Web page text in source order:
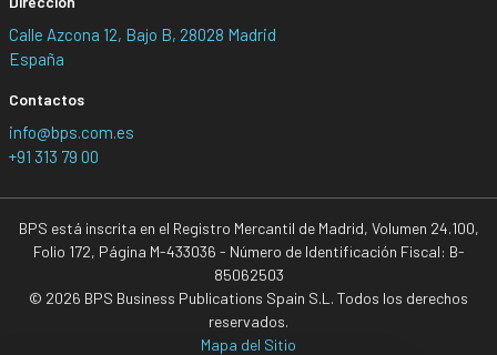
Calle Azcona 12, Bajo B, 28028 Madrid
España
Contactos
info@bps.com.es
+91 313 79 00
BPS está inscrita en el Registro Mercantil de Madrid, Volumen 24.100,
Folio 172, Página M-433036 - Número de Identificación Fiscal: B-
85062503
© 2026 BPS Business Publications Spain S.L. Todos los derechos
reservados.
Mapa del Sitio